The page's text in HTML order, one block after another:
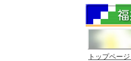
トップページ